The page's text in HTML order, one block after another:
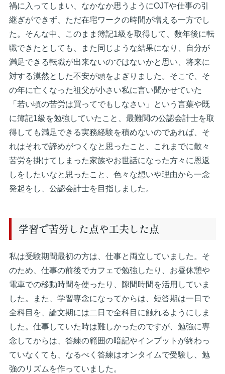
禍に入ってしまい、なかなか思うようにOJTや仕事の引
継ぎができず、ただ在宅ワークの時間が増える一方でし
た。そんな中、このまま簿記1級を取得して、数年後に転
職できたとしても、また同じような結果になり、自分が
満足できる転職が出来ないのではないかと思い、将来に
対する漠然とした不安が頭をよぎりました。そこで、そ
の年に亡くなった祖父が小さい私に言い聞かせていた
「若い頃の苦労は買ってでもしなさい」という言葉や既
に簿記1級を勉強していたこと、最難関の公認会計士を取
得しても満足できる実務経験を積めないのであれば、そ
れはそれで諦めがつくなと思ったこと、これまでに散々
苦労を掛けてしまった家族やお世話になった方々に恩返
しをしたいなと思ったこと、色々な想いや理由から一念
発起をし、公認会計士を目指しました。
学習で苦労した点や工夫した点
私は受験期間最初の方は、仕事と両立していました。そ
のため、仕事の前後でカフェで勉強したり、お昼休憩や
電車での移動時間を使ったり、隙間時間を活用していま
した。また、学習専念になってからは、短答期は一日で
全科目を、論文期には二日で全科目に触れるようにしま
した。仕事していた時は難しかったのですが、勉強に専
念してからは、答練の範囲の暗記やインプットが終わっ
ていなくても、なるべく答練はオンタイムで受験し、勉
強のリズムを作っていました。